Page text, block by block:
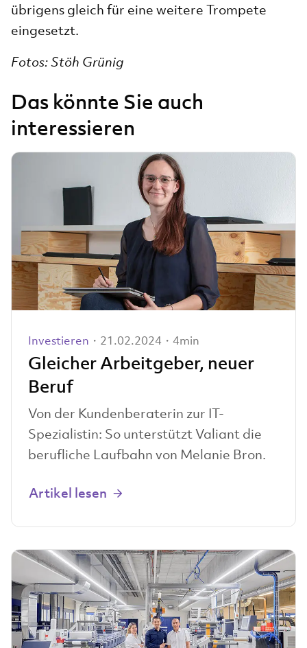
übrigens gleich für eine weitere Trompete
eingesetzt.
Fotos: Stöh Grünig
Das könnte Sie auch
interessieren
Investieren ・21.02.2024・4min
Gleicher Arbeitgeber, neuer
Beruf
Von der Kundenberaterin zur IT-
Spezialistin: So unterstützt Valiant die
berufliche Laufbahn von Melanie Bron.
Artikel lesen